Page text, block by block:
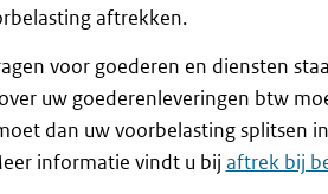
aftrekken.
voor goederen en diensten
uw goederenleveringen btw
dan uw voorbelasting splitsen
informatie vindt u bij aftrek bij